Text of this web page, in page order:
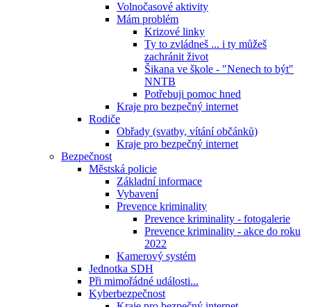
Volnočasové aktivity
Mám problém
Krizové linky
Ty to zvládneš ... i ty můžeš
zachránit život
Šikana ve škole - "Nenech to být"
NNTB
Potřebuji pomoc hned
Kraje pro bezpečný internet
Rodiče
Obřady (svatby, vítání občánků)
Kraje pro bezpečný internet
Bezpečnost
Městská policie
Základní informace
Vybavení
Prevence kriminality
Prevence kriminality - fotogalerie
Prevence kriminality - akce do roku
2022
Kamerový systém
Jednotka SDH
Při mimořádné události...
Kyberbezpečnost